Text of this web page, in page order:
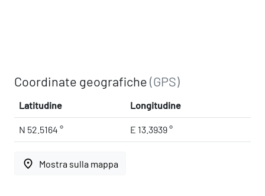
Coordinate geografiche(GPS)
Latitudine Longitudine
N 52.5164 ° E 13.3939 °
place Mostra sulla mappa